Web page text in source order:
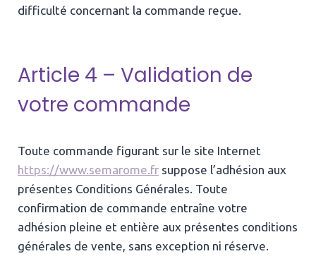
difficulté concernant la commande reçue.
Article 4 – Validation de
votre commande
Toute commande figurant sur le site Internet
https://www.semarome.fr suppose l’adhésion aux
présentes Conditions Générales. Toute
confirmation de commande entraîne votre
adhésion pleine et entière aux présentes conditions
générales de vente, sans exception ni réserve.